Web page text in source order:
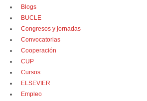
Blogs
BUCLE
Congresos y jornadas
Convocatorias
Cooperación
CUP
Cursos
ELSEVIER
Empleo